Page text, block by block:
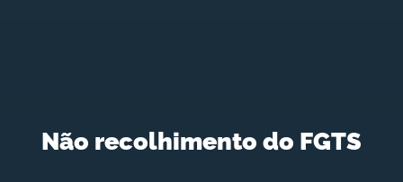
Não recolhimento do FGTS